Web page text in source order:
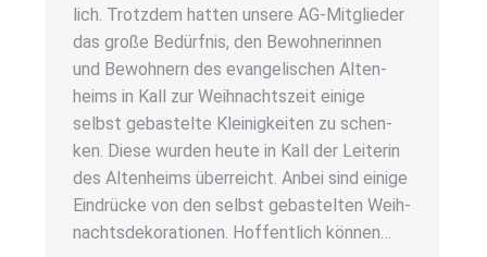
lich. Trotz­dem hat­ten unse­re AG-Mit­­glie­­der
das gro­ße Bedürf­nis, den Bewoh­ne­rin­nen
und Bewoh­nern des evan­ge­li­schen Alten­
heims in Kall zur Weih­nachts­zeit eini­ge
selbst gebas­tel­te Klei­nig­kei­ten zu schen­
ken. Die­se wur­den heu­te in Kall der Lei­te­rin
des Alten­heims über­reicht. Anbei sind eini­ge
Ein­drü­cke von den selbst gebas­tel­ten Weih­
nachts­de­ko­ra­tio­nen. Hof­fent­lich kön­nen…